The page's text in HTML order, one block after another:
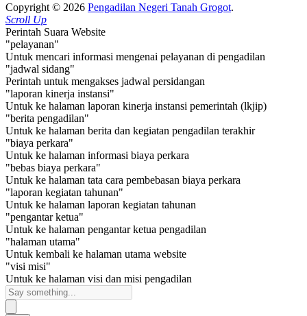
Copyright © 2026 Pengadilan Negeri Tanah Grogot.
Scroll Up
Perintah Suara Website
"pelayanan"
Untuk mencari informasi mengenai pelayanan di pengadilan
"jadwal sidang"
Perintah untuk mengakses jadwal persidangan
"laporan kinerja instansi"
Untuk ke halaman laporan kinerja instansi pemerintah (lkjip)
"berita pengadilan"
Untuk ke halaman berita dan kegiatan pengadilan terakhir
"biaya perkara"
Untuk ke halaman informasi biaya perkara
"bebas biaya perkara"
Untuk ke halaman tata cara pembebasan biaya perkara
"laporan kegiatan tahunan"
Untuk ke halaman laporan kegiatan tahunan
"pengantar ketua"
Untuk ke halaman pengantar ketua pengadilan
"halaman utama"
Untuk kembali ke halaman utama website
"visi misi"
Untuk ke halaman visi dan misi pengadilan